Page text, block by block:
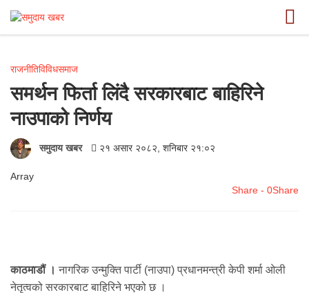
राजनीतिविविधसमाज
समर्थन फिर्ता लिंदै सरकारबाट बाहिरिने
नाउपाको निर्णय
समुदाय खबर २१ असार २०८२, शनिबार २१:०२
Array
Share - 0Share
काठमाडौं । नागरिक उन्मुक्ति पार्टी (नाउपा) प्रधानमन्त्री केपी शर्मा ओली
नेतृत्वको सरकारबाट बाहिरिने भएको छ ।